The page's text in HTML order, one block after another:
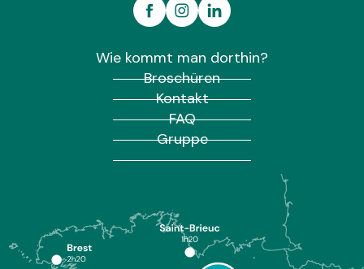
Wie kommt man dorthin?
Broschüren
Kontakt
FAQ
Gruppe